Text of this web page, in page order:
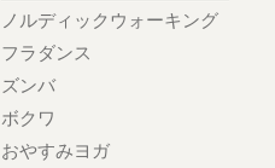
ノルディックウォーキング
フラダンス
ズンバ
ボクワ
おやすみヨガ